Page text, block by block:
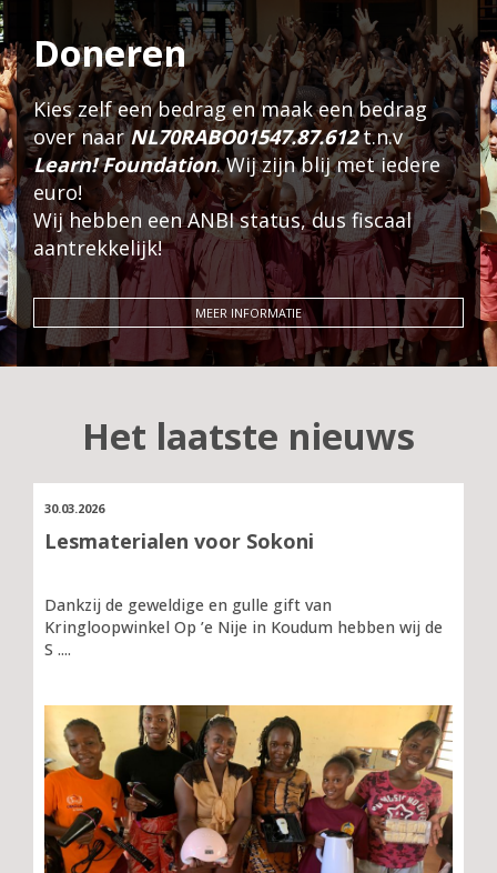
Doneren
Kies zelf een bedrag en maak een bedrag
over naarNL70RABO01547.87.612t.n.v
Learn! Foundation. Wij zijn blij met iedere
euro!
Wij hebben een ANBI status, dus fiscaal
aantrekkelijk!
MEER INFORMATIE
Het laatste nieuws
30.03.2026
Lesmaterialen voor Sokoni
Dankzij de geweldige en gulle gift van
Kringloopwinkel Op ’e Nije in Koudum hebben wij de
S ....